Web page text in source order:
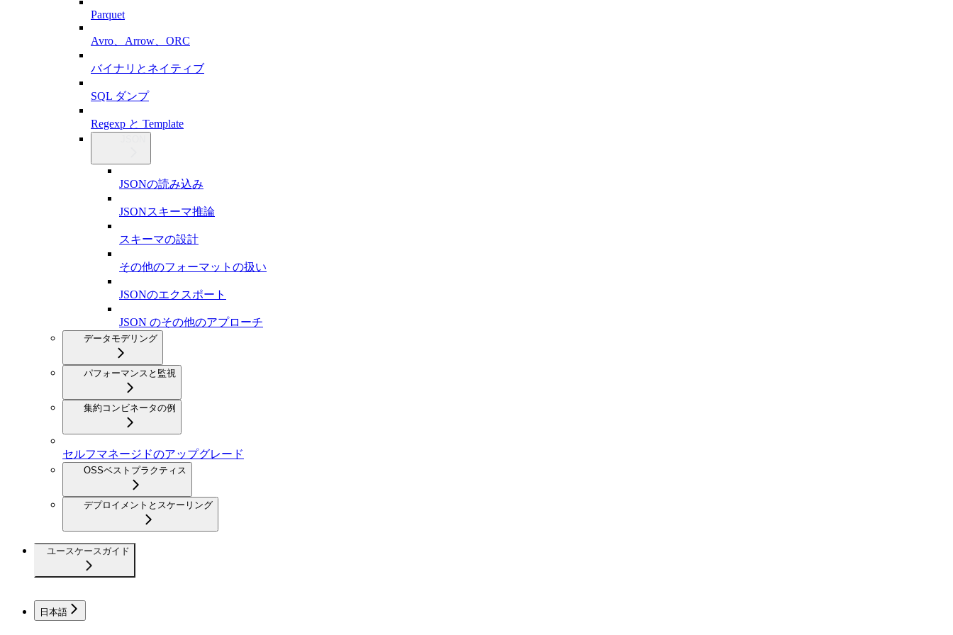
Parquet
Avro、Arrow、ORC
バイナリとネイティブ
SQL ダンプ
Regexp と Template
JSONの読み込み
JSONスキーマ推論
スキーマの設計
その他のフォーマットの扱い
JSONのエクスポート
JSON のその他のアプローチ
データモデリング
パフォーマンスと監視
集約コンビネータの例
セルフマネージドのアップグレード
OSSベストプラクティス
デプロイメントとスケーリング
ユースケースガイド
日本語